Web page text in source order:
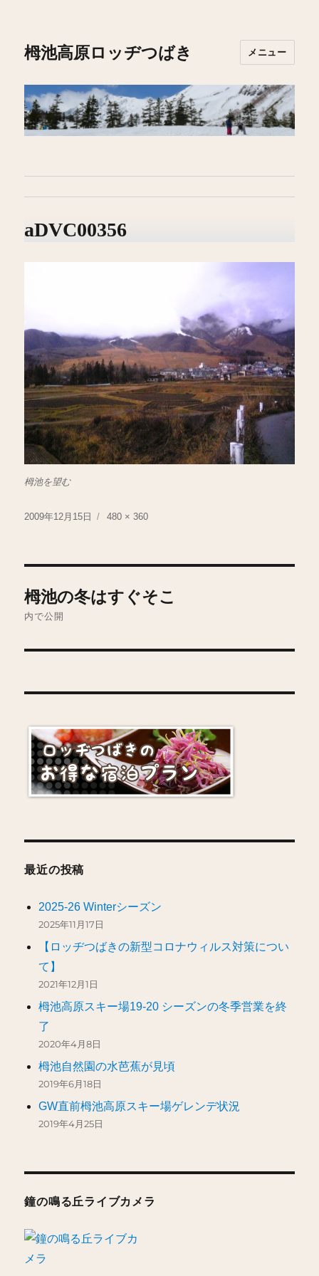
栂池高原ロッヂつばき メニュー
aDVC00356
栂池を望む
投
2009年12月15日
フ
480 × 360
稿
ゲ
ー
シ
ョ
栂池の冬はすぐそこ
内で公開
最近の投稿
2025-26 Winterシーズン
2025年11月17日
【ロッヂつばきの新型コロナウィルス対策につい
て】
2021年12月1日
栂池高原スキー場19-20 シーズンの冬季営業を終
了
2020年4月8日
栂池自然園の水芭蕉が見頃
2019年6月18日
GW直前栂池高原スキー場ゲレンデ状況
2019年4月25日
鐘の鳴る丘ライブカメラ